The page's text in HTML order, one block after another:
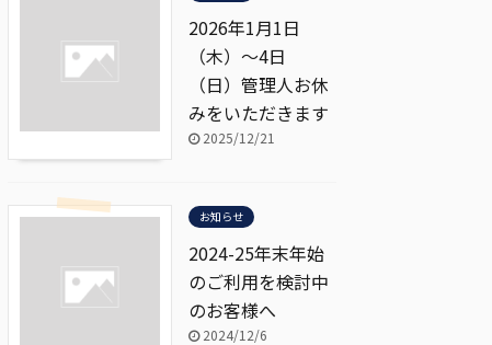
2026年1月1日
（木）～4日
（日）管理人お休
みをいただきます
2025/12/21
お知らせ
2024-25年末年始
のご利用を検討中
のお客様へ
2024/12/6